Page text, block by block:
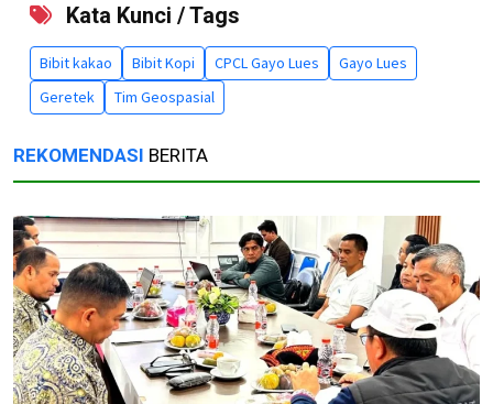
Kata Kunci / Tags
Bibit kakao Bibit Kopi CPCL Gayo Lues
Gayo Lues
Geretek
Tim Geospasial
REKOMENDASI BERITA